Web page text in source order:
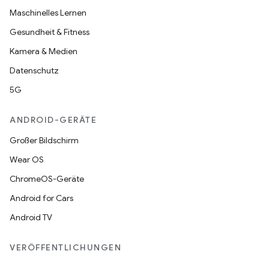
Maschinelles Lernen
Gesundheit & Fitness
Kamera & Medien
Datenschutz
5G
ANDROID-GERÄTE
Großer Bildschirm
Wear OS
ChromeOS-Geräte
Android for Cars
Android TV
VERÖFFENTLICHUNGEN